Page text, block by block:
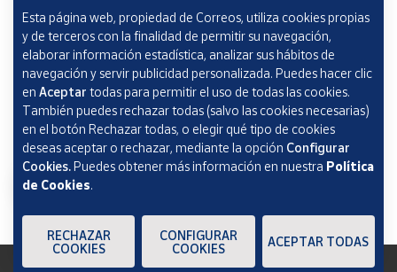
Información y ayuda
Correos Market
Esta página web, propiedad de Correos, utiliza cookies propias
y de terceros con la finalidad de permitir su navegación,
elaborar información estadística, analizar sus hábitos de
navegación y servir publicidad personalizada. Puedes hacer clic
en Aceptar todas para permitir el uso de todas las cookies.
También puedes rechazar todas (salvo las cookies necesarias)
en el botón Rechazar todas, o elegir qué tipo de cookies
deseas aceptar o rechazar, mediante la opción Configurar
Cookies.Puedes obtener más información en nuestra Política
de Cookies.
RECHAZAR
COOKIES
CONFIGURAR
COOKIES
ACEPTAR TODAS